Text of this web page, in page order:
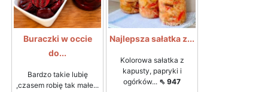
Buraczki w occie
do...
Bardzo takie lubię
,czasem robię tak małe...
Najlepsza sałatka z...
Kolorowa sałatka z
kapusty, papryki i
ogórków... ⇖ 947